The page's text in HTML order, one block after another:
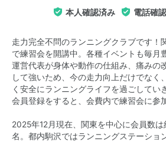
本人確認済み 電話確
走力完全不問のランニングクラブです！
で練習会を開講中。各種イベントも毎月
運営代表が身体や動作の仕組み、痛みの
して強いため、今の走力向上だけでなく
く安全にランニングライフを過ごしてい
会員登録をすると、会費内で練習会に参
2025年12月現在、関東を中心に会員数
名。都内駒沢ではランニングステーショ